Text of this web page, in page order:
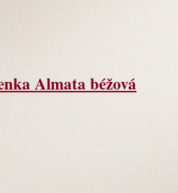
Almata béžová